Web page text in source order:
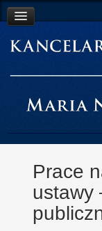
Współpraca
Aktualności
Prace
ustawy